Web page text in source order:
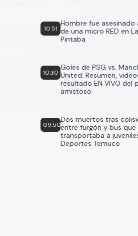
10:51
Hombre fue asesinado
de una micro RED en La
Pintaba
10:30
Goles de PSG vs.
United: Resumen,
resultado EN VIVO del
amistoso
09:50
Dos muertos tras
entre furgón y bus que
transportaba a
Deportes Temuco